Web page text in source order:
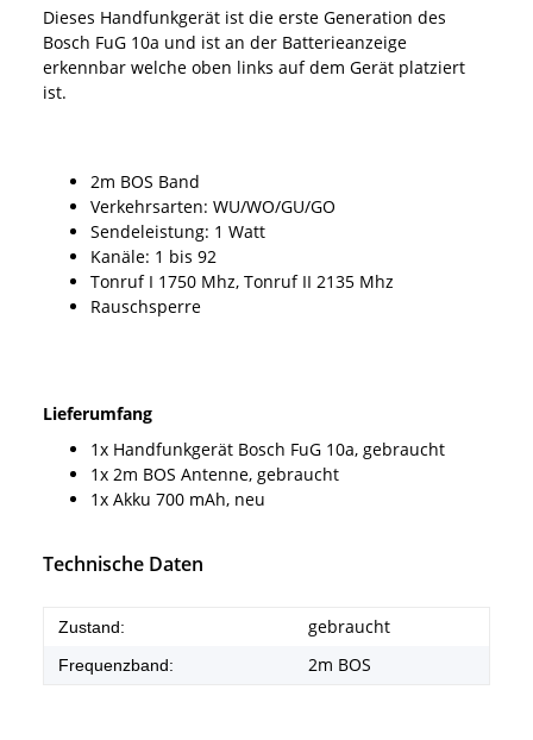
Dieses Handfunkgerät ist die erste Generation des
Bosch FuG 10a und ist an der Batterieanzeige
erkennbar welche oben links auf dem Gerät platziert
ist.
2m BOS Band
Verkehrsarten: WU/WO/GU/GO
Sendeleistung: 1 Watt
Kanäle: 1 bis 92
Tonruf I 1750 Mhz, Tonruf II 2135 Mhz
Rauschsperre
Lieferumfang
1x Handfunkgerät Bosch FuG 10a, gebraucht
1x 2m BOS Antenne, gebraucht
1x Akku 700 mAh, neu
Technische Daten
Zustand: gebraucht
Frequenzband: 2m BOS